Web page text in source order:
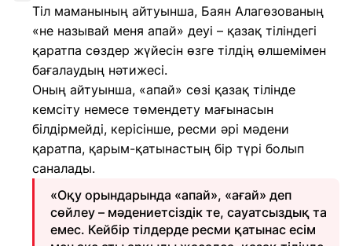
Тіл маманының айтуынша, Баян Алагөзованың
«не называй меня апай» деуі – қазақ тіліндегі
қаратпа сөздер жүйесін өзге тілдің өлшемімен
бағалаудың нәтижесі.
Оның айтуынша, «апай» сөзі қазақ тілінде
кемсіту немесе төмендету мағынасын
білдірмейді, керісінше, ресми әрі мәдени
қаратпа, қарым-қатынастың бір түрі болып
саналады.
«Оқу орындарында «апай», «ағай» деп
сөйлеу – мәдениетсіздік те, сауатсыздық та
емес. Кейбір тілдерде ресми қатынас есім